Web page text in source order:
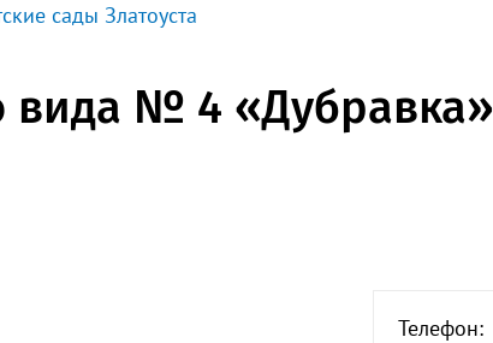
сады Златоуста
вида № 4 «Дубравка»
Телефон: